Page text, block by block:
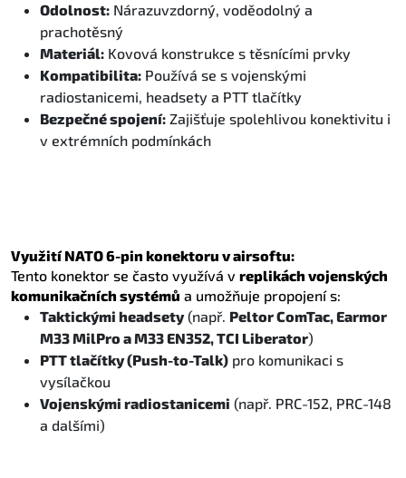
Odolnost: Nárazuvzdorný, voděodolný a
prachotěsný
Materiál: Kovová konstrukce s těsnícími prvky
Kompatibilita: Používá se s vojenskými
radiostanicemi, headsety a PTT tlačítky
Bezpečné spojení: Zajišťuje spolehlivou konektivitu i
v extrémních podmínkách
Využití NATO 6-pin konektoru v airsoftu:
Tento konektor se často využívá v replikách vojenských
komunikačních systémů a umožňuje propojení s:
Taktickými headsety(např. Peltor ComTac, Earmor
M33 MilPro a M33 EN352, TCI Liberator)
PTT tlačítky (Push-to-Talk) pro komunikaci s
vysílačkou
Vojenskými radiostanicemi (např. PRC-152, PRC-148
a dalšími)